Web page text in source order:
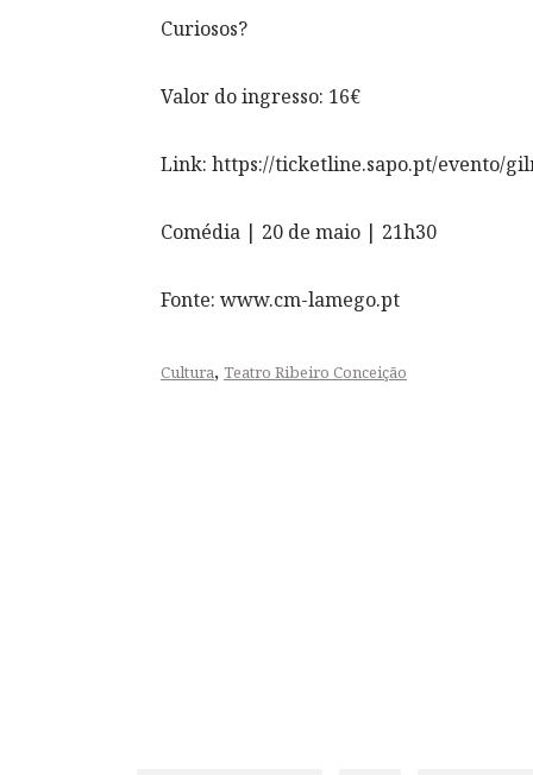
Curiosos?
Valor do ingresso: 16€
Link: https://ticketline.sapo.pt/evento/
Comédia | 20 de maio | 21h30
Fonte: www.cm-lamego.pt
Cultura, Teatro Ribeiro Conceição